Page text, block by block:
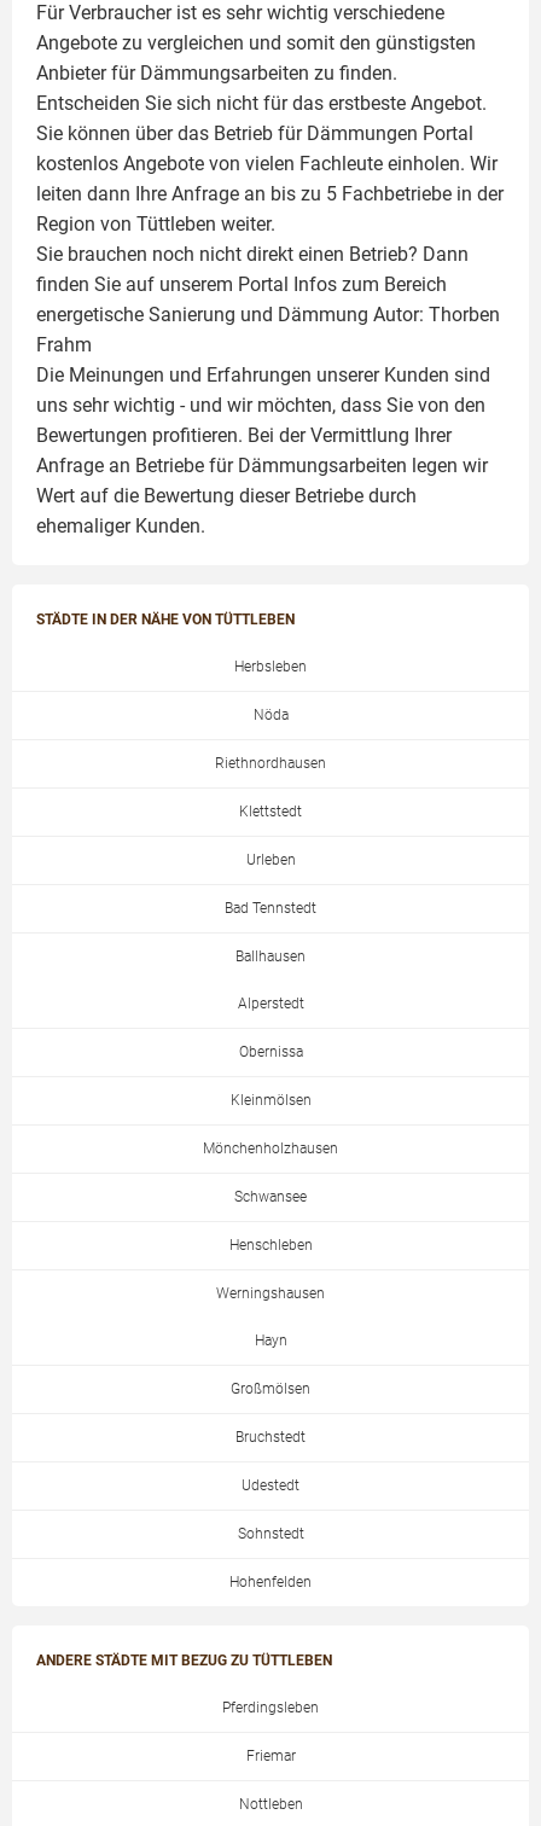
Für Verbraucher ist es sehr wichtig verschiedene
Angebote zu vergleichen und somit den günstigsten
Anbieter für Dämmungsarbeiten zu finden.
Entscheiden Sie sich nicht für das erstbeste Angebot.
Sie können über das Betrieb für Dämmungen Portal
kostenlos Angebote von vielen Fachleute einholen. Wir
leiten dann Ihre Anfrage an bis zu 5 Fachbetriebe in der
Region von Tüttleben weiter.
Sie brauchen noch nicht direkt einen Betrieb? Dann
finden Sie auf unserem Portal Infos zum Bereich
energetische Sanierung und Dämmung Autor: Thorben
Frahm
Die Meinungen und Erfahrungen unserer Kunden sind
uns sehr wichtig - und wir möchten, dass Sie von den
Bewertungen profitieren. Bei der Vermittlung Ihrer
Anfrage an Betriebe für Dämmungsarbeiten legen wir
Wert auf die Bewertung dieser Betriebe durch
ehemaliger Kunden.
STÄDTE IN DER NÄHE VON TÜTTLEBEN
Herbsleben
Nöda
Riethnordhausen
Klettstedt
Urleben
Bad Tennstedt
Ballhausen
Alperstedt
Obernissa
Kleinmölsen
Mönchenholzhausen
Schwansee
Henschleben
Werningshausen
Hayn
Großmölsen
Bruchstedt
Udestedt
Sohnstedt
Hohenfelden
ANDERE STÄDTE MIT BEZUG ZU TÜTTLEBEN
Pferdingsleben
Friemar
Nottleben